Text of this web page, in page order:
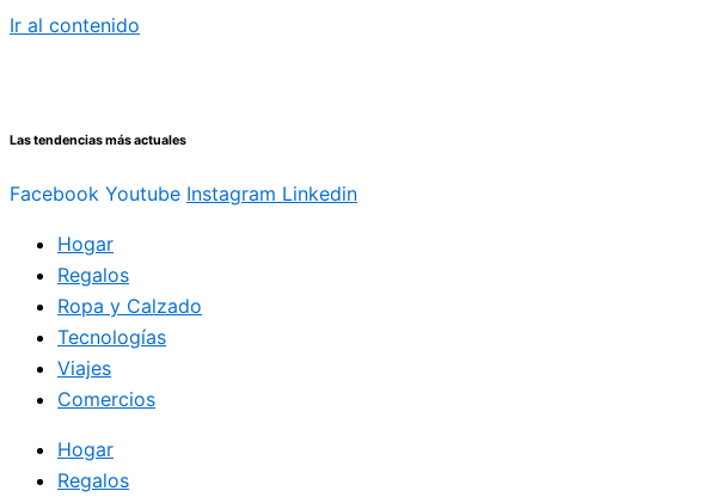
Ir al contenido
Las tendencias más actuales
Facebook Youtube Instagram Linkedin
Hogar
Regalos
Ropa y Calzado
Tecnologías
Viajes
Comercios
Hogar
Regalos